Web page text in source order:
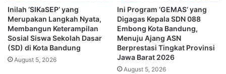
Inilah ‘SIKaSEP’ yang
Merupakan Langkah Nyata,
Membangun Keterampilan
Sosial Siswa Sekolah Dasar
(SD) di Kota Bandung
August 5, 2026
Ini Program ‘GEMAS’ yang
Digagas Kepala SDN 088
Embong Kota Bandung,
Menuju Ajang ASN
Berprestasi Tingkat Provinsi
Jawa Barat 2026
August 5, 2026